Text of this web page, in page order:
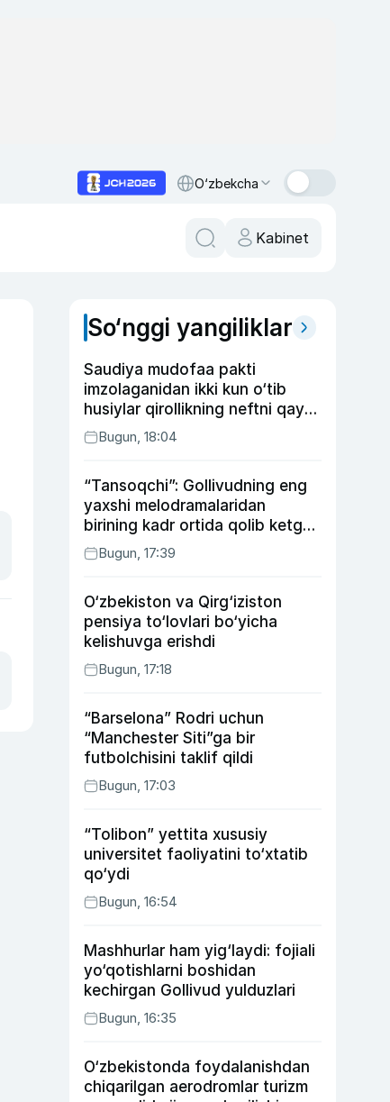
O‘zbekcha
Kabinet
So‘nggi yangiliklar
Saudiya mudofaa pakti
imzolaganidan ikki kun o‘tib
husiylar qirollikning neftni qayta
ishlash zavodiga hujum qildi
Bugun, 18:04
“Tansoqchi”: Gollivudning eng
yaxshi melodramalaridan
birining kadr ortida qolib ketgan
voqealari
Bugun, 17:39
O‘zbekiston va Qirg‘iziston
pensiya to‘lovlari bo‘yicha
kelishuvga erishdi
Bugun, 17:18
“Barselona” Rodri uchun
“Manchester Siti”ga bir
futbolchisini taklif qildi
Bugun, 17:03
“Tolibon” yettita xususiy
universitet faoliyatini to‘xtatib
qo‘ydi
Bugun, 16:54
Mashhurlar ham yig‘laydi: fojiali
yo‘qotishlarni boshidan
kechirgan Gollivud yulduzlari
Bugun, 16:35
O‘zbekistonda foydalanishdan
chiqarilgan aerodromlar turizm